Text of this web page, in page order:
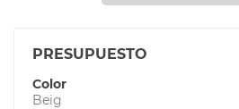
PRESUPUESTO
Color
Beig